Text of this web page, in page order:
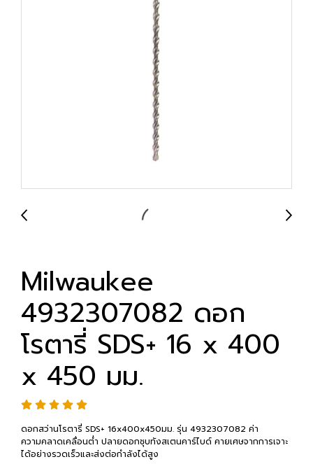
Milwaukee
4932307082 ดอก
โรตารี่ SDS+ 16 x 400
x 450 มม.
ดอกสว่านโรตารี่ SDS+ 16x400x450มม. รุ่น 4932307082 ค่า
ความคลาดเคลื่อนต่ำ ปลายดอกชุบทังสเตนคาร์ไบด์ คายเศษจากการเจาะ
ได้อย่างรวดเร็วและส่งต่อกำลังได้สูง